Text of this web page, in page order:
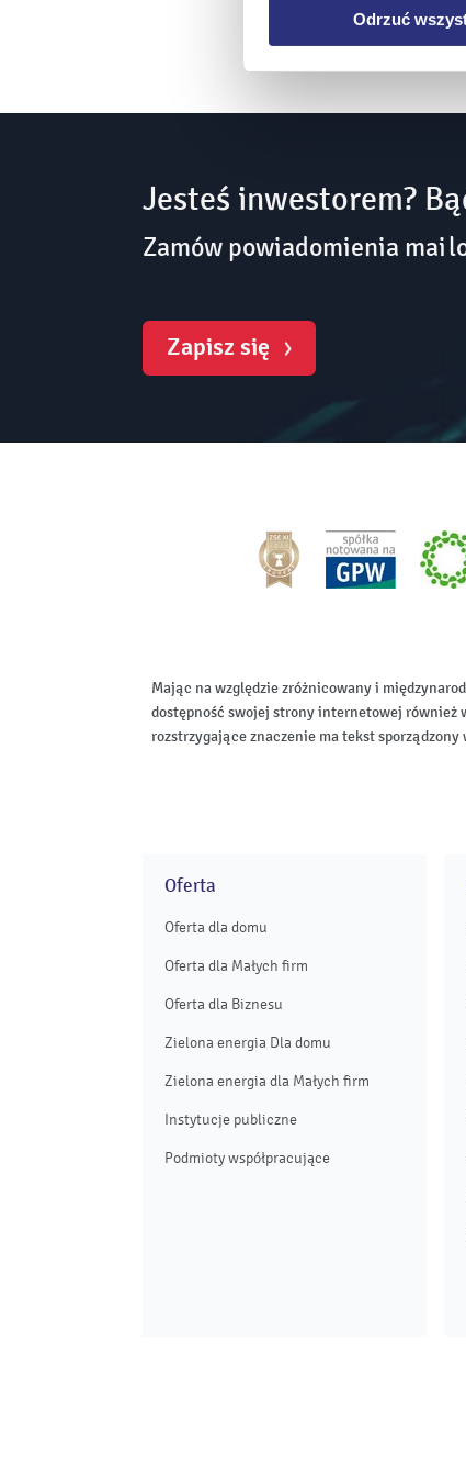
Odrzuć
Jesteś inwestorem?
Zamów powiadomienia
Zapisz się
Mając na względzie zróżnicowany i
dostępność swojej strony internetowej
rozstrzygające znaczenie ma tekst sporządzony
Oferta
Oferta dla domu
Oferta dla Małych firm
Oferta dla Biznesu
Zielona energia Dla domu
Zielona energia dla Małych firm
Instytucje publiczne
Podmioty współpracujące